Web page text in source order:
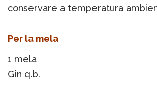
conservare a temperatura
Per la mela
1 mela
Gin q.b.